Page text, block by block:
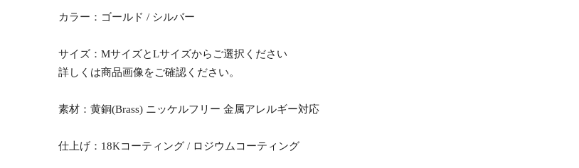
カラー：ゴールド / シルバー
サイズ：MサイズとLサイズからご選択ください
詳しくは商品画像をご確認ください。
素材：黄銅(Brass) ニッケルフリー 金属アレルギー対応
仕上げ：18Kコーティング / ロジウムコーティング